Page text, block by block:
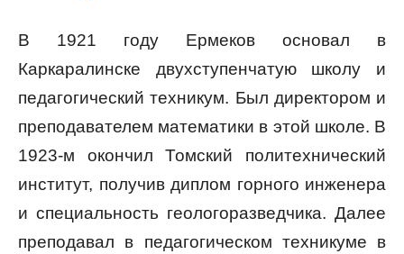
В 1921 году Ермеков основал в
Каркаралинске двухступенчатую школу и
педагогический техникум. Был директором и
преподавателем математики в этой школе. В
1923-м окончил Томский политехнический
институт, получив диплом горного инженера
и специальность геологоразведчика. Далее
преподавал в педагогическом техникуме в